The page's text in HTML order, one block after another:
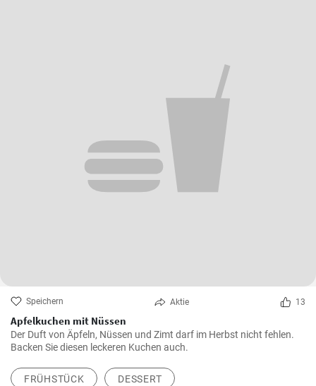
Speichern Aktie 13
Apfelkuchen mit Nüssen
Der Duft von Äpfeln, Nüssen und Zimt darf im Herbst nicht fehlen.
Backen Sie diesen leckeren Kuchen auch.
FRÜHSTÜCK DESSERT